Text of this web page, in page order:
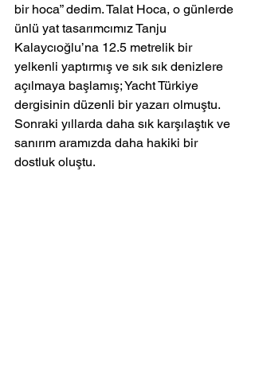
bir hoca” dedim. Talat Hoca, o günlerde
ünlü yat tasarımcımız Tanju
Kalaycıoğlu’na 12.5 metrelik bir
yelkenli yaptırmış ve sık sık denizlere
açılmaya başlamış; Yacht Türkiye
dergisinin düzenli bir yazarı olmuştu.
Sonraki yıllarda daha sık karşılaştık ve
sanırım aramızda daha hakiki bir
dostluk oluştu.